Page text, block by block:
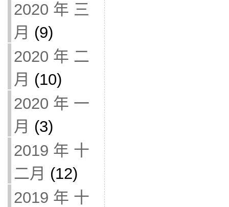
2020 年 三
月 (9)
2020 年 二
月 (10)
2020 年 一
月 (3)
2019 年 十
二月 (12)
2019 年 十